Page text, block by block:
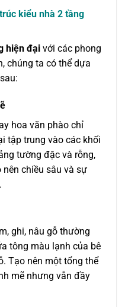
kiểu nhà 2 tầng
hiện đại với các phong
chúng ta có thể dựa
hoa văn phào chỉ
tập trung vào các khối
tường đặc và rỗng,
chiều sâu và sự
ghi, nâu gỗ thường
tông màu lạnh của bê
Tạo nên một tổng thể
mẽ nhưng vẫn đầy